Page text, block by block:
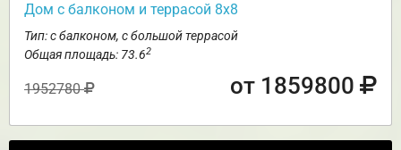
Дом с балконом и террасой 8х8
Тип: с балконом, с большой террасой
Общая площадь: 73.62
1952780 от 1859800